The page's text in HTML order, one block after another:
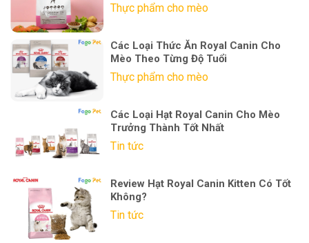
Thực phẩm cho mèo
Các Loại Thức Ăn Royal Canin Cho
Mèo Theo Từng Độ Tuổi
Thực phẩm cho mèo
Các Loại Hạt Royal Canin Cho Mèo
Trưởng Thành Tốt Nhất
Tin tức
Review Hạt Royal Canin Kitten Có Tốt
Không?
Tin tức